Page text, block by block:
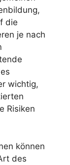
die
je nach
wichtig,
Risiken
können
des